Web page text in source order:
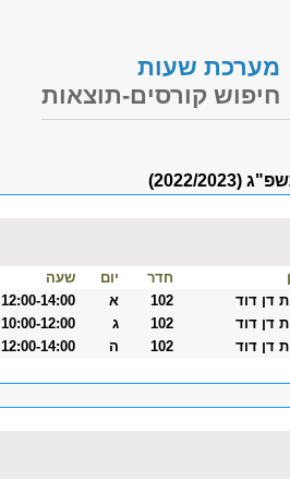
מערכת שעות
חיפוש קורסים-תוצאות
2023)
חדר יום שעה
דן דוד 102 א 12:00-14:00
דן דוד 102 ג 10:00-12:00
דן דוד 102 ה 12:00-14:00